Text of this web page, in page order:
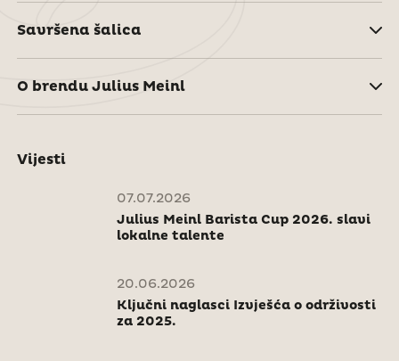
Savršena šalica
O brendu Julius Meinl
Vijesti
07.07.2026
Julius Meinl Barista Cup 2026. slavi
lokalne talente
20.06.2026
Ključni naglasci Izvješća o održivosti
za 2025.